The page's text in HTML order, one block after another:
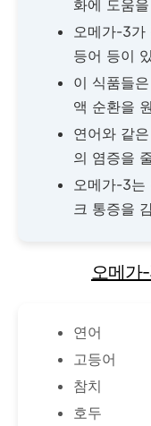
화에 도움
오메가-3가
등어 등이
이 식품들
액 순환을
연어와 같
의 염증을
오메가-3는
크 통증을
오메가
연어
고등어
참치
호두